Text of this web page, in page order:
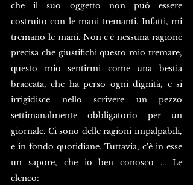
che il suo oggetto non può essere
costruito con le mani tremanti. Infatti, mi
tremano le mani. Non c'è nessuna ragione
precisa che giustifichi questo mio tremare,
questo mio sentirmi come una bestia
braccata, che ha perso ogni dignità, e si
irrigidisce nello scrivere un pezzo
settimanalmente obbligatorio per un
giornale. Ci sono delle ragioni impalpabili,
e in fondo quotidiane. Tuttavia, c'è in esse
un sapore, che io ben conosco ... Le
elenco: